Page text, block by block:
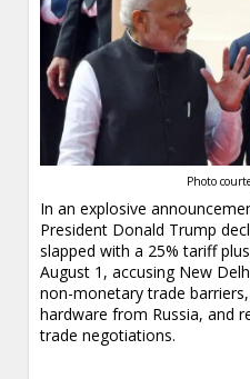
Photo
In an explosive
President Donald Trump
slapped with a 25% tariff
August 1, accusing New
non-monetary trade
hardware from Russia, and
trade negotiations.